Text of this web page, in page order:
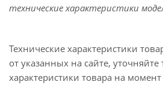
технические характеристики
Технические характеристики
от указанных на сайте, уточняйте
характеристики товара на